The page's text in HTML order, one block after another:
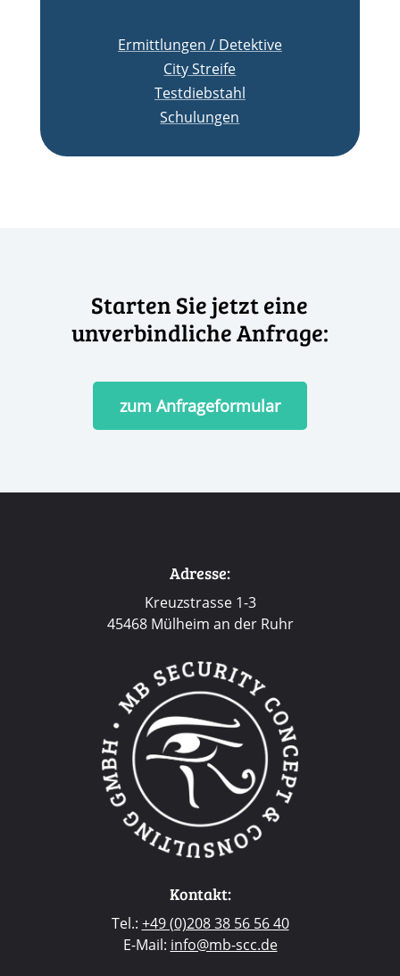
Ermittlungen / Detektive
City Streife
Testdiebstahl
Schulungen
Starten Sie jetzt eine
unverbindliche Anfrage:
zum Anfrageformular
Adresse:
Kreuzstrasse 1-3
45468 Mülheim an der Ruhr
Kontakt:
Tel.: +49 (0)208 38 56 56 40
E-Mail: info@mb-scc.de